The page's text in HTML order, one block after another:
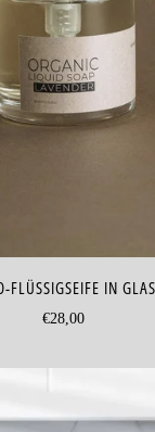
FLÜSSIGSEIFE IN
€28,00